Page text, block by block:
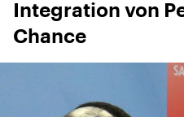
Integration von
Chance